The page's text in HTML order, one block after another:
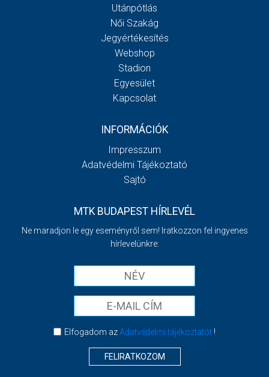
Utánpótlás
Női Szakág
Jegyértékesítés
Webshop
Stadion
Egyesület
Kapcsolat
INFORMÁCIÓK
Impresszum
Adatvédelmi Tájékoztató
Sajtó
MTK BUDAPEST HÍRLEVÉL
Ne maradjon le egy eseményről sem! Iratkozzon fel ingyenes
hírlevelünkre:
Elfogadom azAdatvédelmi tájékoztatót!
FELIRATKOZOM